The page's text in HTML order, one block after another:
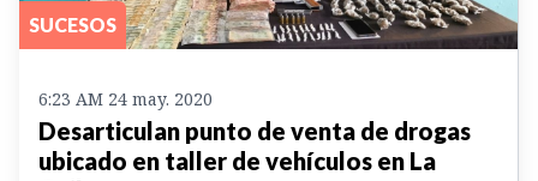
SUCESOS
6:23 AM 24 may. 2020
Desarticulan punto de venta de drogas
ubicado en taller de vehículos en La